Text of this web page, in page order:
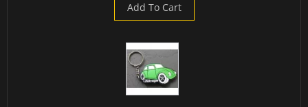
Add To Cart